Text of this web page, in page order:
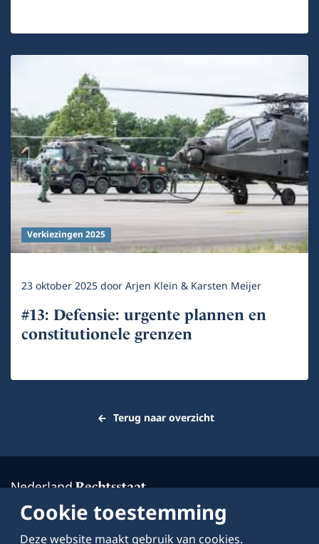
Verkiezingen 2025
23 oktober 2025doorArjen Klein & Karsten Meijer
#13: Defensie: urgente plannen en
constitutionele grenzen
Terug naar overzicht
Cookie toestemming
Deze website maakt gebruik van cookies.